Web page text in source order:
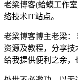
老梁博客(蛤蟆工作
络技术IT站点。
老梁博客博主老梁：
资源及教程，分享
给我提供便利之余，